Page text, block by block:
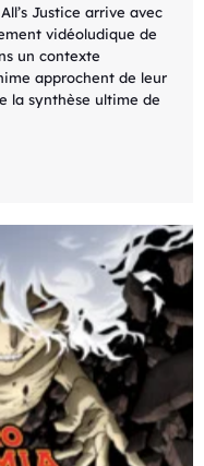
Justice arrive avec
vidéoludique de
un contexte
approchent de leur
la synthèse ultime de